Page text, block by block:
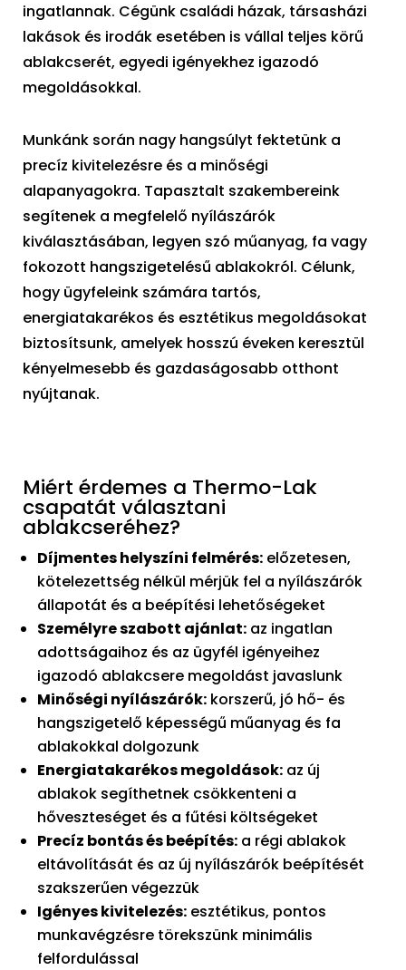
ingatlannak. Cégünk családi házak, társasházi
lakások és irodák esetében is vállal teljes körű
ablakcserét, egyedi igényekhez igazodó
megoldásokkal.
Munkánk során nagy hangsúlyt fektetünk a
precíz kivitelezésre és a minőségi
alapanyagokra. Tapasztalt szakembereink
segítenek a megfelelő nyílászárók
kiválasztásában, legyen szó műanyag, fa vagy
fokozott hangszigetelésű ablakokról. Célunk,
hogy ügyfeleink számára tartós,
energiatakarékos és esztétikus megoldásokat
biztosítsunk, amelyek hosszú éveken keresztül
kényelmesebb és gazdaságosabb otthont
nyújtanak.
Miért érdemes a Thermo-Lak
csapatát választani
ablakcseréhez?
Díjmentes helyszíni felmérés: előzetesen,
kötelezettség nélkül mérjük fel a nyílászárók
állapotát és a beépítési lehetőségeket
Személyre szabott ajánlat: az ingatlan
adottságaihoz és az ügyfél igényeihez
igazodó ablakcsere megoldást javaslunk
Minőségi nyílászárók: korszerű, jó hő- és
hangszigetelő képességű műanyag és fa
ablakokkal dolgozunk
Energiatakarékos megoldások: az új
ablakok segíthetnek csökkenteni a
hőveszteséget és a fűtési költségeket
Precíz bontás és beépítés: a régi ablakok
eltávolítását és az új nyílászárók beépítését
szakszerűen végezzük
Igényes kivitelezés: esztétikus, pontos
munkavégzésre törekszünk minimális
felfordulással